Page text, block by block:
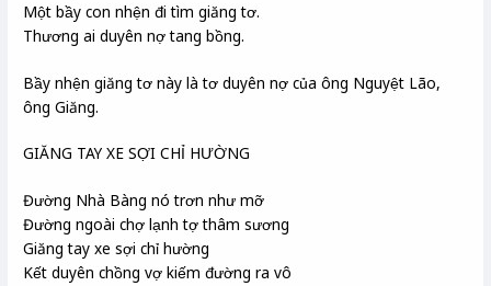
Một bầy con nhện đi tìm giăng tơ.
Thương ai duyên nợ tang bồng.
Bầy nhện giăng tơ này là tơ duyên nợ của ông Nguyệt Lão,
ông Giăng.
GIĂNG TAY XE SỢI CHỈ HƯỜNG
Đường Nhà Bàng nó trơn như mỡ
Đường ngoài chợ lạnh tợ thâm sương
Giăng tay xe sợi chỉ hường
Kết duyên chồng vợ kiếm đường ra vô